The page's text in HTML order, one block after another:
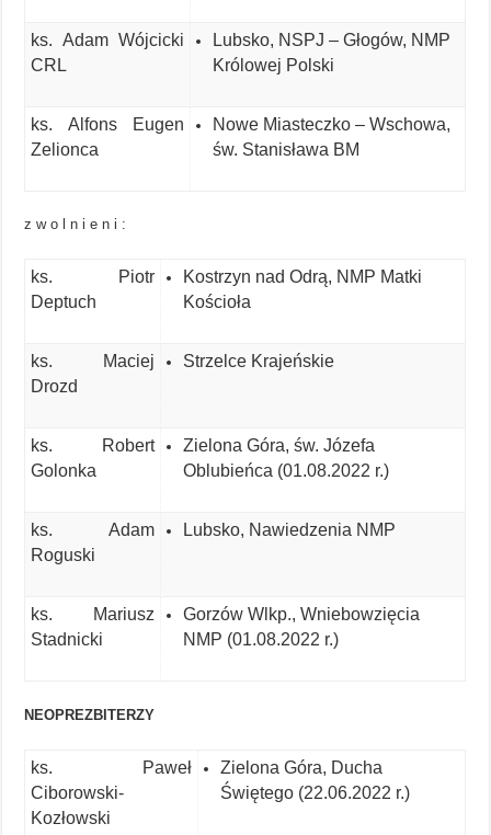
ks. Adam Wójcicki
CRL
Lubsko, NSPJ – Głogów, NMP
Królowej Polski
ks. Alfons Eugen
Zelionca
Nowe Miasteczko – Wschowa,
św. Stanisława BM
z w o l n i e n i :
ks. Piotr
Deptuch
Kostrzyn nad Odrą, NMP Matki
Kościoła
ks. Maciej
Drozd
Strzelce Krajeńskie
ks. Robert
Golonka
Zielona Góra, św. Józefa
Oblubieńca (01.08.2022 r.)
ks. Adam
Roguski
Lubsko, Nawiedzenia NMP
ks. Mariusz
Stadnicki
Gorzów Wlkp., Wniebowzięcia
NMP (01.08.2022 r.)
NEOPREZBITERZY
ks. Paweł
Ciborowski-
Kozłowski
Zielona Góra, Ducha
Świętego (22.06.2022 r.)